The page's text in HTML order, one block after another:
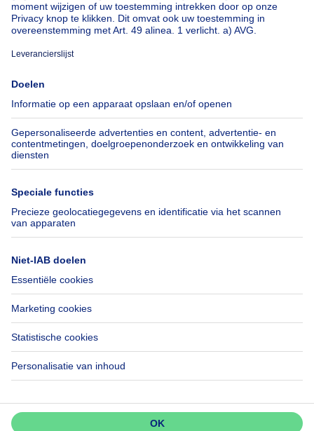
Over
Immoweb
Pers
Jobs
Axel Springer Group
SeLoger.com
Immowelt.de
Tools
Belfius
Verzekeringen
Verhuis checklist
Hulp
Veelgestelde vragen
Toegankelijkheid
Contacteer ons
Volg ons
LinkedIn
Immoweb SA © 2026 - Alle rechten voorbehouden
Gebruiksvoorwaarden Cookie instellingen
Privacybeleid
Rangschikking regels